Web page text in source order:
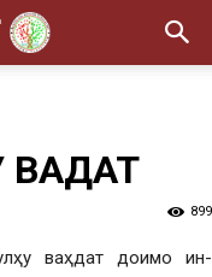
899
ваҳдат доимо ин-